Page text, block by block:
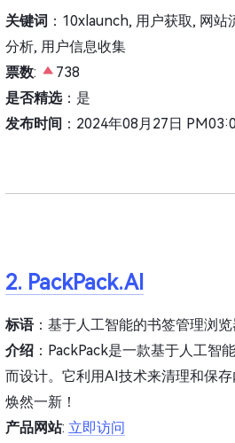
关键词 ：10xlaunch, 用户获取, 网
分析, 用户信息收集
票数:
738
是否精选：是
发布时间 ：2024年08月27日
2. PackPack.AI
标语：基于人工智能的书签管理浏
介绍 ：PackPack是一款基于人工智
而设计。它利用AI技术来清理和保
焕然一新！
产品网站: 立即访问